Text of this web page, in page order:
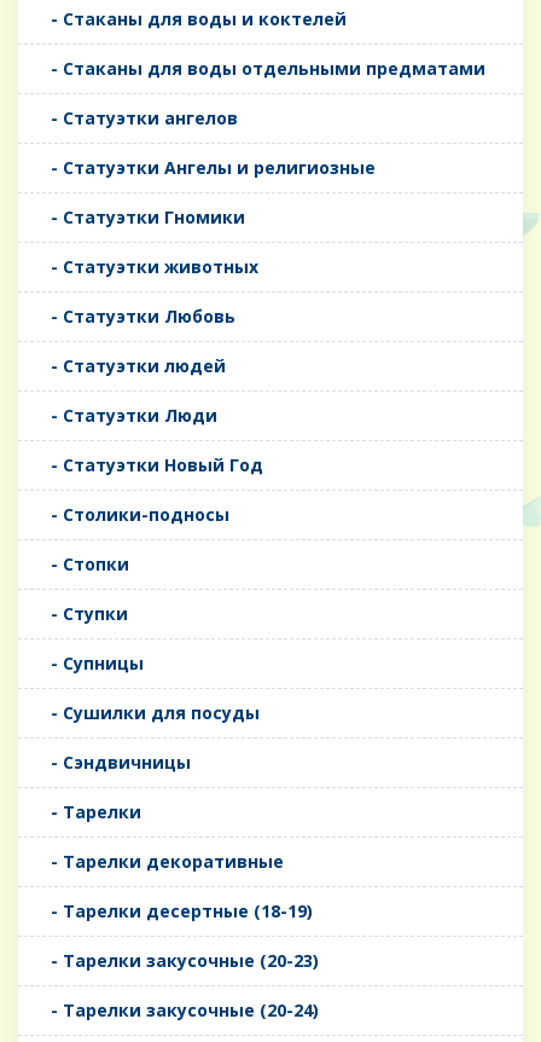
- Стаканы для воды и коктелей
- Стаканы для воды отдельными предматами
- Статуэтки ангелов
- Статуэтки Ангелы и религиозные
- Статуэтки Гномики
- Статуэтки животных
- Статуэтки Любовь
- Статуэтки людей
- Статуэтки Люди
- Статуэтки Новый Год
- Столики-подносы
- Стопки
- Ступки
- Супницы
- Сушилки для посуды
- Сэндвичницы
- Тарелки
- Тарелки декоративные
- Тарелки десертные (18-19)
- Тарелки закусочные (20-23)
- Тарелки закусочные (20-24)